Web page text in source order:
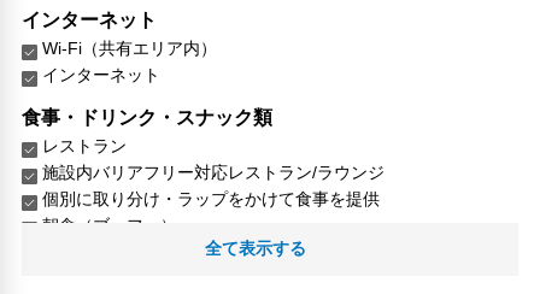
インターネット
Wi-Fi（共有エリア内）
インターネット
食事・ドリンク・スナック類
レストラン
施設内バリアフリー対応レストラン/ラウンジ
個別に取り分け・ラップをかけて食事を提供
朝食（ブッフェ）
朝食（コンチネンタル）全て表示する